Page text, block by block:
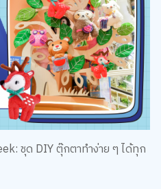
ชุด DIY ตุ๊กตาทำง่าย ๆ ได้ทุก